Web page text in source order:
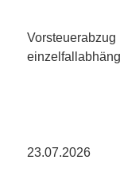
23.07.2026